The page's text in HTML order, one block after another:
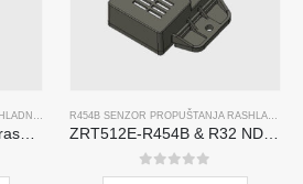
,,R454B SENZOR PROPUŠTANJA
0od 5